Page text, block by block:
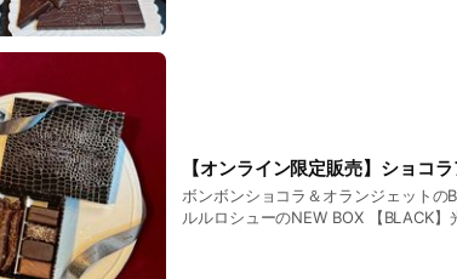
【オンライン限定販売】ショコ
ボンボンショコラ＆オランジェットのBOXが登場
ルルロシューのNEW BOX 【BLACK】